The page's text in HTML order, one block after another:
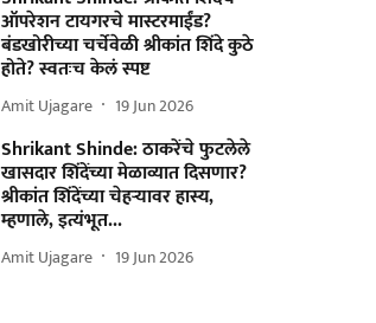
ऑपरेशन टायगरचे मास्टरमाईंड?
बंडखोरीच्या चर्चेवेळी श्रीकांत शिंदे कुठे
होते? स्वतःच केलं स्पष्ट
Amit Ujagare 19 Jun 2026
Shrikant Shinde: ठाकरेंचे फुटलेले
खासदार शिंदेंच्या मेळाव्यात दिसणार?
श्रीकांत शिंदेंच्या चेहऱ्यावर हास्य,
म्हणाले, इत्यंभूत...
Amit Ujagare 19 Jun 2026